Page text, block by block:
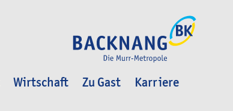
Wirtschaft Zu Gast
Karriere